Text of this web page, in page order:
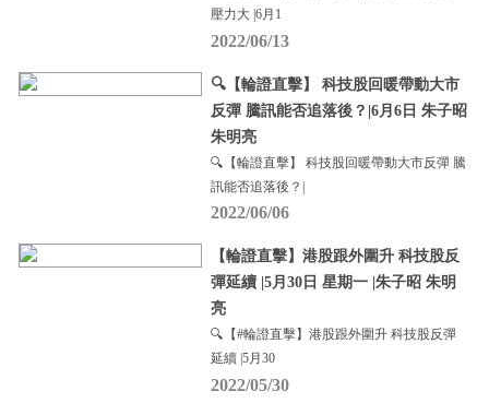
壓力大 |6月1
2022/06/13
🔍【輪證直擊】 科技股回暖帶動大市
反彈 騰訊能否追落後？|6月6日 朱子昭
朱明亮
🔍【輪證直擊】 科技股回暖帶動大市反彈 騰
訊能否追落後？|
2022/06/06
【輪證直擊】港股跟外圍升 科技股反
彈延續 |5月30日 星期一 |朱子昭 朱明
亮
🔍【#輪證直擊】港股跟外圍升 科技股反彈
延續 |5月30
2022/05/30